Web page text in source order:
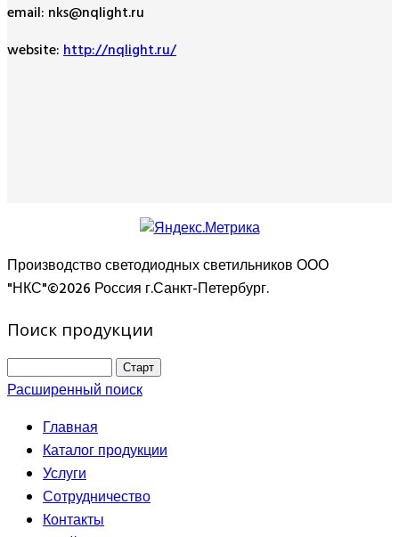
email: nks@nqlight.ru
website:http://nqlight.ru/
Производство светодиодных светильников ООО
"НКС"©2026 Россия г.Санкт-Петербург.
Поиск продукции
Расширенный поиск
Главная
Каталог продукции
Услуги
Сотрудничество
Контакты